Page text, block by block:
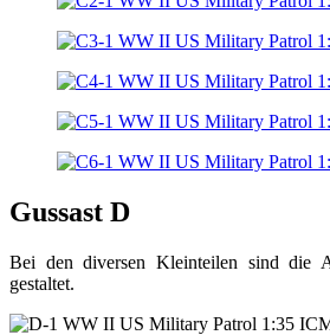
Gussast D
Bei den diversen Kleinteilen sind die
gestaltet.